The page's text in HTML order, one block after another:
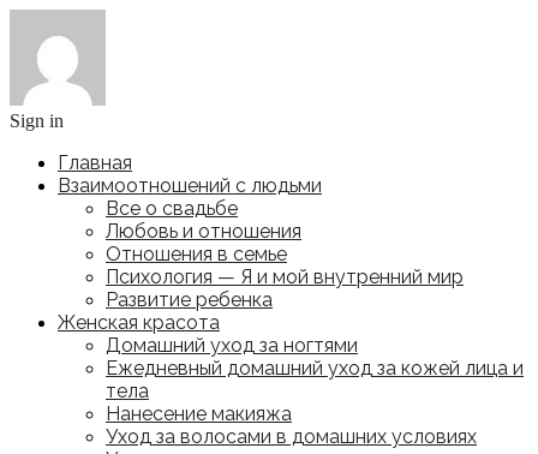
Sign in
Главная
Взаимоотношений с людьми
Все о свадьбе
Любовь и отношения
Отношения в семье
Психология — Я и мой внутренний мир
Развитие ребенка
Женская красота
Домашний уход за ногтями
Ежедневный домашний уход за кожей лица и
тела
Нанесение макияжа
Уход за волосами в домашних условиях